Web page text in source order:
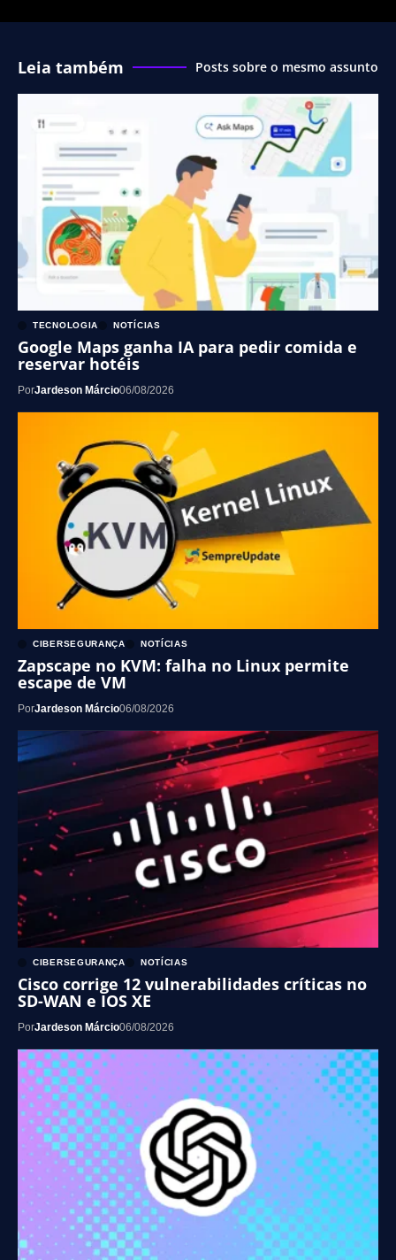
Leia também Posts sobre o mesmo assunto
TECNOLOGIA NOTÍCIAS
Google Maps ganha IA para pedir comida e
reservar hotéis
PorJardeson Márcio06/08/2026
CIBERSEGURANÇA NOTÍCIAS
Zapscape no KVM: falha no Linux permite
escape de VM
PorJardeson Márcio06/08/2026
CIBERSEGURANÇA NOTÍCIAS
Cisco corrige 12 vulnerabilidades críticas no
SD-WAN e IOS XE
PorJardeson Márcio06/08/2026